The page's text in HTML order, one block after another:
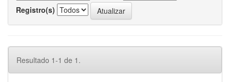
Registro(s)
Resultado 1-1 de 1.